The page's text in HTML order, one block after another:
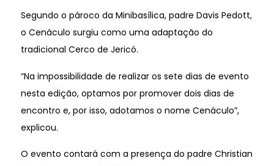
Segundo o pároco da Minibasílica, padre Davis Pedott,
o Cenáculo surgiu como uma adaptação do
tradicional Cerco de Jericó.
“Na impossibilidade de realizar os sete dias de evento
nesta edição, optamos por promover dois dias de
encontro e, por isso, adotamos o nome Cenáculo”,
explicou.
O evento contará com a presença do padre Christian